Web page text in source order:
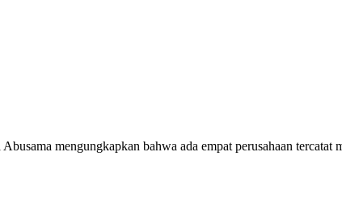
mengungkapkan bahwa ada empat perusahaan tercatat